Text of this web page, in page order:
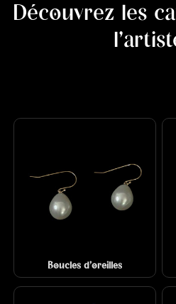
Découvrez les
Boucles d'oreilles